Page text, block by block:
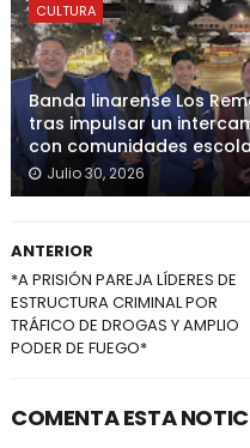
CULTURA
Banda linarense Los
tras impulsar un
con comunidades
Julio 30, 2026
ANTERIOR
*A PRISIÓN PAREJA LÍDERES DE
ESTRUCTURA CRIMINAL POR
TRÁFICO DE DROGAS Y AMPLIO
PODER DE FUEGO*
COMENTA ESTA